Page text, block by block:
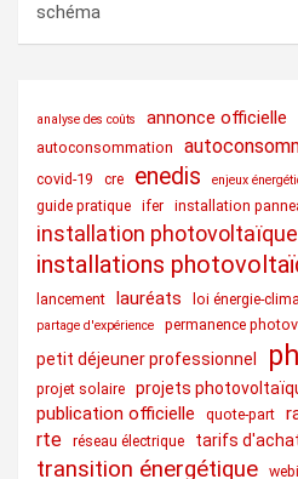
schéma
analyse des coûts annonce officielle
autoconsommation
covid-19 cre enedis enjeux
guide pratique ifer installation
installation photovoltaïque
installations
lancement lauréats loi énergie-
partage d'expérience permanence
petit déjeuner professionnel
projet solaire projets
publication officielle quote-part
rte réseau électrique tarifs
transition énergétique